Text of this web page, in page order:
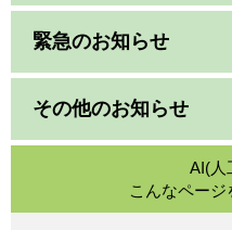
緊急のお知らせ
その他のお知らせ
AI(人
こんなペー